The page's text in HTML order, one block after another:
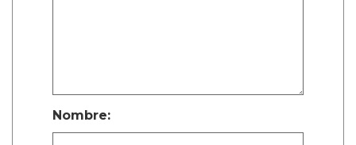
Nombre: